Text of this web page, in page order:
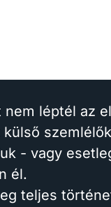
léptél az
- vagy
él.
teljes